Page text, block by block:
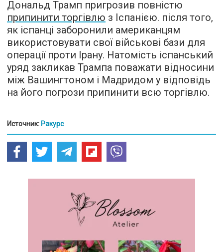
Дональд Трамп пригрозив повністю
припинити торгівлю з Іспанією. після того,
як іспанці заборонили американцям
використовувати свої військові бази для
операції проти Ірану. Натомість іспанський
уряд закликав Трампа поважати відносини
між Вашингтоном і Мадридом у відповідь
на його погрози припинити всю торгівлю.
Источник: Ракурс